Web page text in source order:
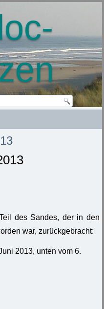
des Sandes, der in den
war, zurückgebracht:
2013, unten vom 6.